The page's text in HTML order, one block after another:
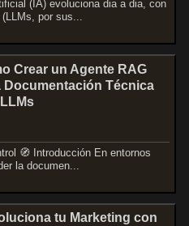
(IA) evoluciona dia a dia, con
(LLMs, por sus...
Crear un Agente RAG
Documentación Técnica
🧭 Introducción En entornos
la documen...
tu Marketing con